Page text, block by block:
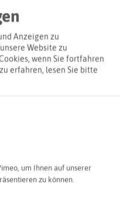
Anzeigen zu
Website zu
wenn Sie fortfahren
erfahren, lesen Sie bitte
um Ihnen auf unserer
zu können.